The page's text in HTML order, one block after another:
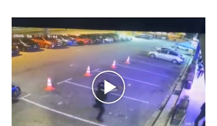
Grab bertindak mempertahankan wanita terbabit sebelum
berlaku pertikaman lidah antara kedua-dua pihak. Video
berkenaan kini tular di media sosial dan mendapat pelbagai
reaksi orang ramai. Antara komen orang awam yang tular di
media sosial mengenai insiden tersebut ialah ramai yang
meluahkan rasa marah terhadap tindakan lelaki berkenaan
serta memuji pemandu Grab kerana campur tangan.
Sebahagian netizen turut meminta pihak berkuasa